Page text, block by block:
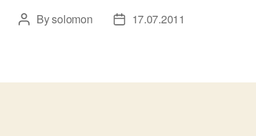
PostBysolomon
Post17.07.2011